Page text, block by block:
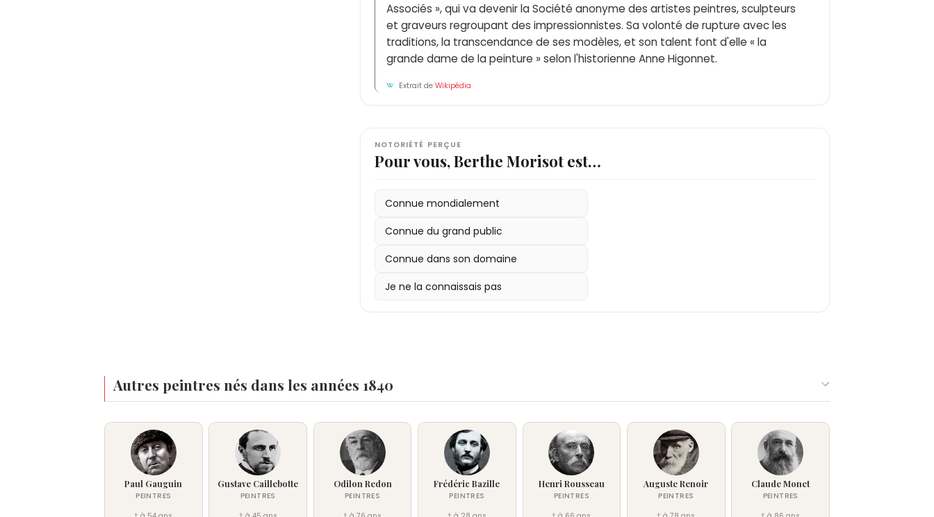
Associés », qui va devenir la Société anonyme des artistes peintres, sculpteurs
et graveurs regroupant des impressionnistes. Sa volonté de rupture avec les
traditions, la transcendance de ses modèles, et son talent font d'elle « la
grande dame de la peinture » selon l'historienne Anne Higonnet.
Extrait deWikipédia
NOTORIÉTÉ PERÇUE
Pour vous, Berthe Morisot est…
Connue mondialement
Connue du grand public
Connue dans son domaine
Je ne la connaissais pas
Autres peintres nés dans les années 1840
Paul Gauguin
PEINTRES
Gustave Caillebotte
PEINTRES
Odilon Redon
PEINTRES
Frédéric Bazille
PEINTRES
Henri Rousseau
PEINTRES
Auguste Renoir
PEINTRES
Claude Monet
PEINTRES